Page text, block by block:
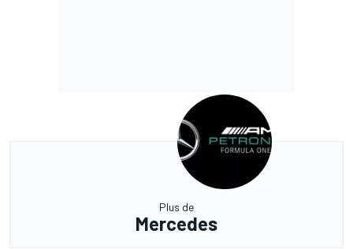
Plus de
Mercedes